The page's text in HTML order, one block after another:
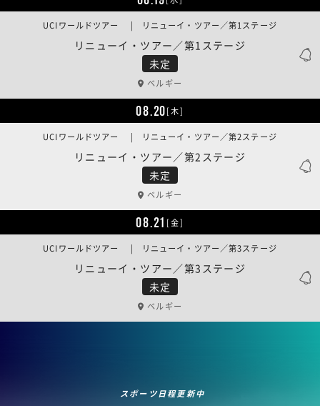
未定
リニューイ・ツアー／第1ステージ
UCIワールドツアー | リニューイ・ツアー／第1ステージ
ベルギー
08.20[木]
未定
リニューイ・ツアー／第2ステージ
UCIワールドツアー | リニューイ・ツアー／第2ステージ
ベルギー
08.21 [金]
未定
リニューイ・ツアー／第3ステージ
UCIワールドツアー | リニューイ・ツアー／第3ステージ
ベルギー
スポーツ日程更新中